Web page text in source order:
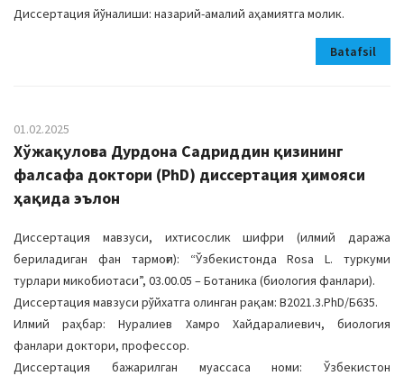
Диссертация йўналиши: назарий-амалий аҳамиятга молик.
Batafsil
01.02.2025
Хўжақулова Дурдона Садриддин қизининг
фалсафа доктори (PhD) диссертация ҳимояси
ҳақида эълон
Диссертация мавзуси, ихтисослик шифри (илмий даража
бериладиган фан тармоғи): “Ўзбекистонда Rosa L. туркуми
турлари микобиотаси”, 03.00.05 – Ботаника (биология фанлари).
Диссертация мавзуси рўйхатга олинган рақам: B2021.3.PhD/Б635.
Илмий раҳбар: Нуралиев Хамро Хайдаралиевич, биология
фанлари доктори, профессор.
Диссертация бажарилган муассаса номи: Ўзбекистон